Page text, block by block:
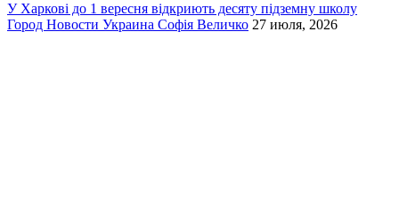
У Харкові до 1 вересня відкриють десяту підземну школу
Город Новости Украина Софія Величко 27 июля, 2026